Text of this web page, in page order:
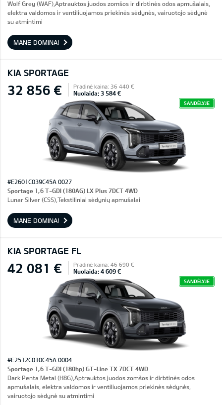
Wolf Grey (WAF),Aptrauktos juodos zomšos ir dirbtinės odos apmušalais,
elektra valdomos ir ventiliuojamos priekinės sėdynės, vairuotojo sėdynė
su atmintimi
MANE DOMINA!
KIA SPORTAGE
32 856 € Pradinė kaina: 36 440 €
Nuolaida: 3 584 €
SANDĖLYJE
#E2601C039C45A 0027
Sportage 1,6 T-GDI (180AG) LX Plus 7DCT 4WD
Lunar Silver (CSS),Tekstiliniai sėdynių apmušalai
MANE DOMINA!
KIA SPORTAGE FL
42 081 € Pradinė kaina: 46 690 €
Nuolaida: 4 609 €
SANDĖLYJE
#E2512C010C45A 0004
Sportage 1,6 T-GDI (180hp) GT-Line TX 7DCT 4WD
Dark Penta Metal (H8G),Aptrauktos juodos zomšos ir dirbtinės odos
apmušalais, elektra valdomos ir ventiliuojamos priekinės sėdynės,
vairuotojo sėdynė su atmintimi